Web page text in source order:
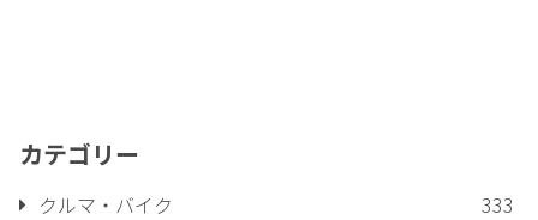
カテゴリー
クルマ・バイク
333